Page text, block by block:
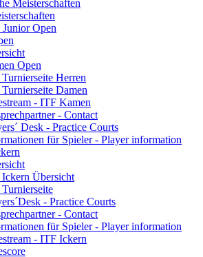
Meisterschaften
Junior Open
Open
Herren
Damen
- ITF Kamen
- Contact
Desk - Practice Courts
für Spieler - Player information
Übersicht
- Practice Courts
- Contact
für Spieler - Player information
- ITF Ickern